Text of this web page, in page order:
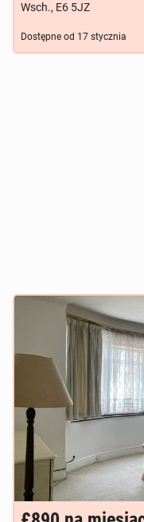
Wsch., E6 5JZ
Dostępne od 17 stycznia